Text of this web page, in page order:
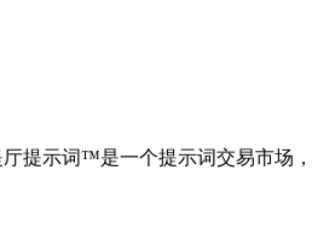
提示词™是一个提示词交易市场